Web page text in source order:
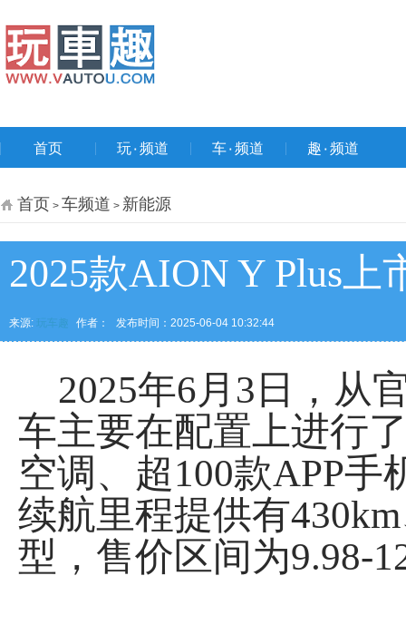
首页 玩۰频道 车۰频道 趣۰频道
首页 > 车频道 > 新能源
2025款AION Y Plus上
来源: 玩车趣 作者： 发布时间：2025-06-04 10:32:44
2025年6月3日，从
车主要在配置上进行
空调、超100款APP
续航里程提供有
型，售价区间为9.98-